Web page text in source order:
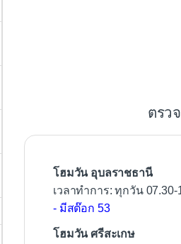
ตรว
โฮมวัน อุบลราชธานี
เวลาทำการ: ทุกวัน 07.30-
- มีสต๊อก 53
โฮมวัน ศรีสะเกษ